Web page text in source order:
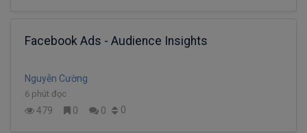
Facebook Ads - Audience Insights
Nguyễn Cường
6 phút đọc
479 0 0 0